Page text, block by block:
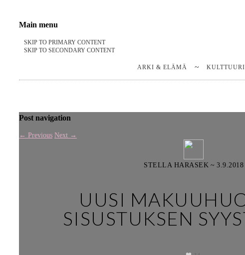
Notes on a life
Stella Harasek & Jarno Jussila
Main menu
SKIP TO PRIMARY CONTENT
SKIP TO SECONDARY CONTENT
ARKI & ELÄMÄ KULTTUURI
Post navigation
← Previous Next →
STELLA HARASEK ~ 3.9.2018
UUSI
SISUSTUKSEN